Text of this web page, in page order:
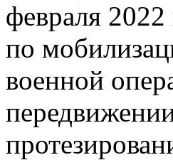
февраля
по
военной